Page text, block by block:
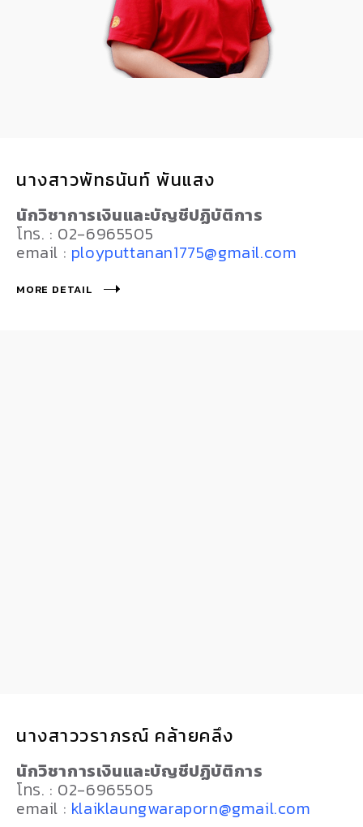
นางสาวพัทธนันท์ พันแสง
นักวิชาการเงินและบัญชีปฏิบัติการ
โทร. : 02-6965505
email : ployputtanan1775@gmail.com
MORE DETAIL
นางสาววราภรณ์ คล้ายคลึง
นักวิชาการเงินและบัญชีปฏิบัติการ
โทร. : 02-6965505
email : klaiklaungwaraporn@gmail.com